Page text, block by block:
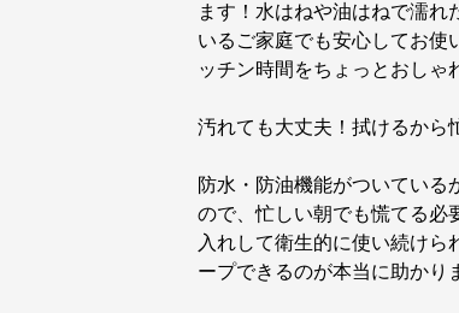
ます！水はねや油はねで濡
いるご家庭でも安心してお使
ッチン時間をちょっとおしゃ
汚れても大丈夫！拭けるから
防水・防油機能がついている
ので、忙しい朝でも慌てる必
入れして衛生的に使い続けら
ープできるのが本当に助かり